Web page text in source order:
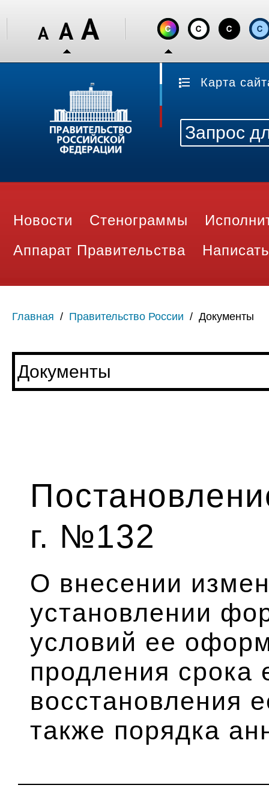
Карта
Новости Стенограммы
Аппарат Правительства
Главная / Правительство России / Документы
г. №132
О внесении
установлении
условий ее
продления срока
восстановления
также порядка